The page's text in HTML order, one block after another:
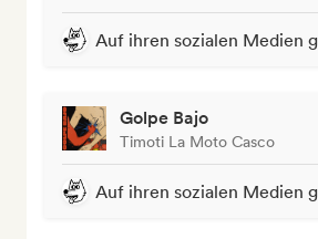
Auf ihren sozialen Medien
Golpe Bajo
Timoti La Moto Casco
Auf ihren sozialen Medien